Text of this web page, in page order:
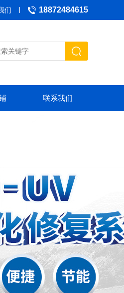
18872484615
们
联系我们